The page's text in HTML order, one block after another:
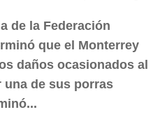
de la Federación
que el Monterrey
daños ocasionados al
una de sus porras